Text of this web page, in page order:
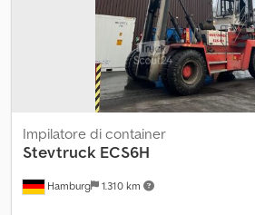
Hamburg 1.310 km
Impilatore di container
Stevtruck ECS6H